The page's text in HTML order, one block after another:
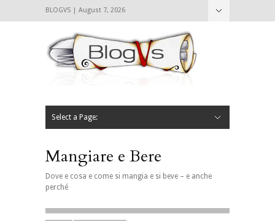
BLOGVS | August 7, 2026
Select a Page:
Mangiare e Bere
Dove e cosa e come si mangia e si beve – e anche
perché